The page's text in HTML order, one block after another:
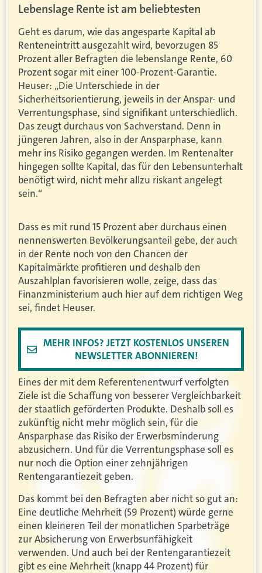
Lebenslage Rente ist am beliebtesten
Geht es darum, wie das angesparte Kapital ab
Renteneintritt ausgezahlt wird, bevorzugen 85
Prozent aller Befragten die lebenslange Rente, 60
Prozent sogar mit einer 100-Prozent-Garantie.
Heuser: „Die Unterschiede in der
Sicherheitsorientierung, jeweils in der Anspar- und
Verrentungsphase, sind signifikant unterschiedlich.
Das zeugt durchaus von Sachverstand. Denn in
jüngeren Jahren, also in der Ansparphase, kann
mehr ins Risiko gegangen werden. Im Rentenalter
hingegen sollte Kapital, das für den Lebensunterhalt
benötigt wird, nicht mehr allzu riskant angelegt
sein.“
Dass es mit rund 15 Prozent aber durchaus einen
nennenswerten Bevölkerungsanteil gebe, der auch
in der Rente noch von den Chancen der
Kapitalmärkte profitieren und deshalb den
Auszahlplan favorisieren wolle, zeige, dass das
Finanzministerium auch hier auf dem richtigen Weg
sei, findet Heuser.
MEHR INFOS? JETZT KOSTENLOS UNSEREN
NEWSLETTER ABONNIEREN!
Eines der mit dem Referentenentwurf verfolgten
Ziele ist die Schaffung von besserer Vergleichbarkeit
der staatlich geförderten Produkte. Deshalb soll es
zukünftig nicht mehr möglich sein, für die
Ansparphase das Risiko der Erwerbsminderung
abzusichern. Und für die Verrentungsphase soll es
nur noch die Option einer zehnjährigen
Rentengarantiezeit geben.
Das kommt bei den Befragten aber nicht so gut an:
Eine deutliche Mehrheit (59 Prozent) würde gerne
einen kleineren Teil der monatlichen Sparbeträge
zur Absicherung von Erwerbsunfähigkeit
verwenden. Und auch bei der Rentengarantiezeit
gibt es eine Mehrheit (knapp 44 Prozent) für